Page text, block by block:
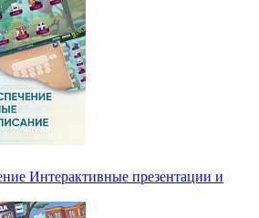
Интерактивные презентации и